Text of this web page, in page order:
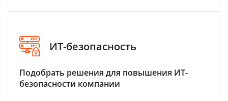
ИТ-безопасность
Подобрать решения для повышения ИТ-
безопасности компании